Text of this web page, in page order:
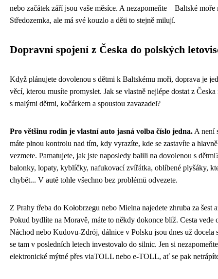
nebo začátek září jsou vaše měsíce. A nezapomeňte – Baltské
Středozemka, ale má své kouzlo a děti to stejně milují.
Dopravní spojení z Česka do polských
Když plánujete dovolenou s dětmi k Baltskému moři, doprava je
věcí, kterou musíte promyslet. Jak se vlastně nejlépe dostat z Česka
s malými dětmi, kočárkem a spoustou zavazadel?
Pro většinu rodin je vlastní auto jasná volba číslo jedna. A není
máte plnou kontrolu nad tím, kdy vyrazíte, kde se zastavíte a
vezmete. Pamatujete, jak jste naposledy balili na dovolenou s
balonky, lopaty, kyblíčky, nafukovací zvířátka, oblíbené plyšáky,
chybět... V autě tohle všechno bez problémů odvezete.
Z Prahy třeba do Kołobrzegu nebo Mielna najedete zhruba za šest
Pokud bydlíte na Moravě, máte to někdy dokonce blíž. Cesta vede
Náchod nebo Kudovu-Zdrój, dálnice v Polsku jsou dnes už docela
se tam v posledních letech investovalo do silnic. Jen si
elektronické mýtné přes viaTOLL nebo e-TOLL, ať se pak